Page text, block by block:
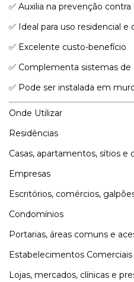
✅ Auxilia na prevenção contra
✅ Ideal para uso residencial e
✅ Excelente custo-benefício
✅ Complementa sistemas
✅ Pode ser instalada em
Onde Utilizar
Residências
Casas, apartamentos, sítios e
Empresas
Escritórios, comércios,
Condomínios
Portarias, áreas comuns e
Estabelecimentos Comerciais
Lojas, mercados, clínicas e